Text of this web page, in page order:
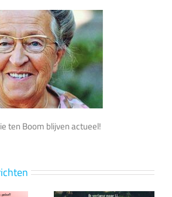
ten Boom blijven actueel!